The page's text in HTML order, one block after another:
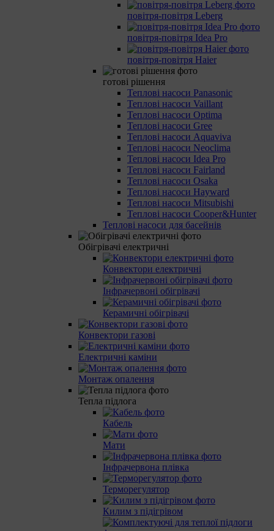
повітря-повітря Leberg
повітря-повітря Idea Pro
повітря-повітря Haier
готові рішення
Теплові насоси Panasonic
Теплові насоси Vaillant
Теплові насоси Optima
Теплові насоси Gree
Теплові насоси Aquaviva
Теплові насоси Neoclima
Теплові насоси Idea Pro
Теплові насоси Fairland
Теплові насоси Osaka
Теплові насоси Hayward
Теплові насоси Mitsubishi
Теплові насоси Cooper&Hunter
Теплові насоси для басейнів
Обігрівачі електричні
Конвектори електричні
Інфрачервоні обігрівачі
Керамичні обігрівачі
Конвектори газові
Електричні каміни
Монтаж опалення
Тепла підлога
Кабель
Мати
Інфрачервона плівка
Терморегулятор
Килим з підігрівом